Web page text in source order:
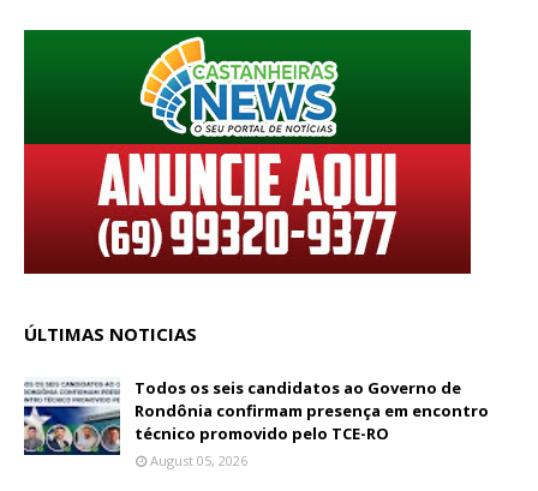
ÚLTIMAS NOTICIAS
Todos os seis candidatos ao Governo de
Rondônia confirmam presença em encontro
técnico promovido pelo TCE-RO
August 05, 2026